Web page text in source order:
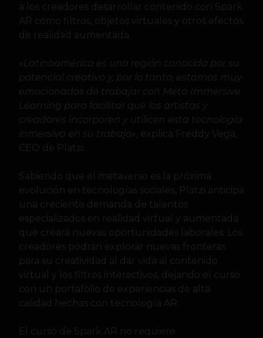
a los creadores desarrollar contenido con Spark
AR como filtros, objetos virtuales y otros efectos
de realidad aumentada.
«Latinoamérica es una región conocida por su
potencial creativo y, por lo tanto, estamos muy
emocionados de trabajar con Meta Immersive
Learning para facilitar que los artistas y
creadores incorporen y utilicen esta tecnología
inmersiva en su trabajo»
, explica Freddy Vega,
CEO de Platzi.
Sabiendo que el metaverso es la próxima
evolución en tecnologías sociales, Platzi anticipa
una creciente demanda de talentos
especializados en realidad virtual y aumentada
que creará nuevas oportunidades laborales. Los
creadores podrán explorar nuevas fronteras
para su creatividad al dar vida al contenido
virtual y los filtros interactivos, dejando el curso
con un portafolio de experiencias de alta
calidad hechas con tecnología AR.
El curso de Spark AR no requiere